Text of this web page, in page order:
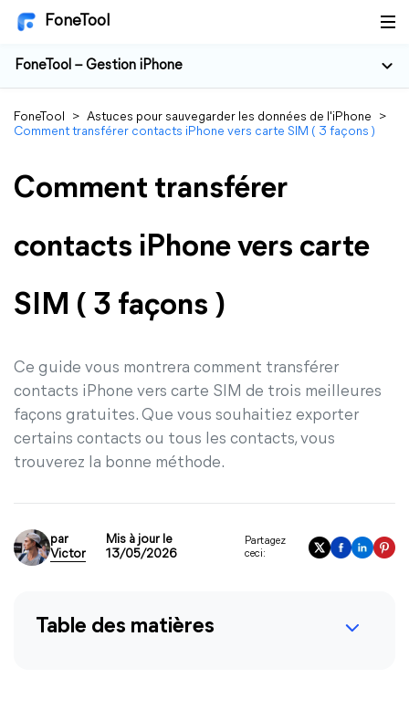
FoneTool
FoneTool – Gestion iPhone
FoneTool > Astuces pour sauvegarder les données de l'iPhone
>
Comment transférer contacts iPhone vers carte SIM ( 3 façons )
Comment transférer
contacts iPhone vers carte
SIM ( 3 façons )
Ce guide vous montrera comment transférer
contacts iPhone vers carte SIM de trois meilleures
façons gratuites. Que vous souhaitiez exporter
certains contacts ou tous les contacts, vous
trouverez la bonne méthode.
par
Victor
Mis à jour le
13/05/2026
Partagez
ceci:
Table des matières